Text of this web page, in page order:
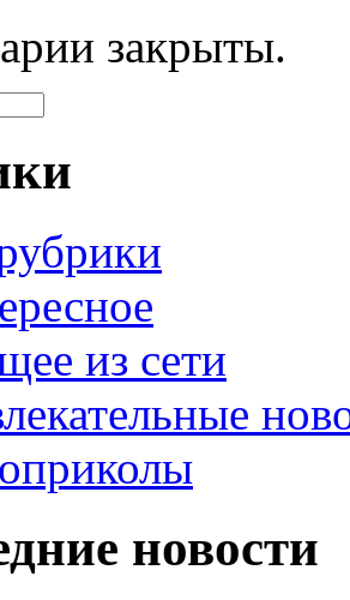
закрыты.
из сети
новости